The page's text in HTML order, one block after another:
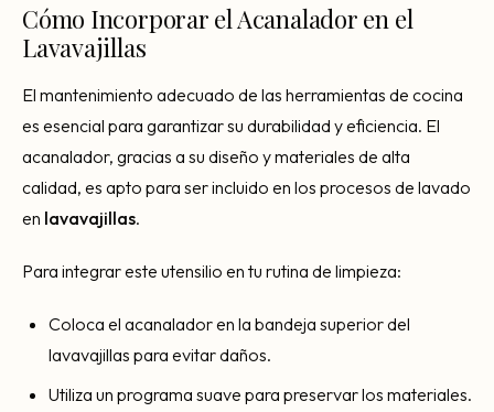
Cómo Incorporar el Acanalador en el
Lavavajillas
El mantenimiento adecuado de las herramientas de cocina
es esencial para garantizar su durabilidad y eficiencia. El
acanalador, gracias a su diseño y materiales de alta
calidad, es apto para ser incluido en los procesos de lavado
en lavavajillas.
Para integrar este utensilio en tu rutina de limpieza:
Coloca el acanalador en la bandeja superior del
lavavajillas para evitar daños.
Utiliza un programa suave para preservar los materiales.